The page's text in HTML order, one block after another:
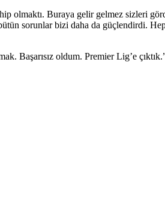
olmaktı. Buraya gelir gelmez sizleri
sorunlar bizi daha da güçlendirdi.
Başarısız oldum. Premier Lig’e